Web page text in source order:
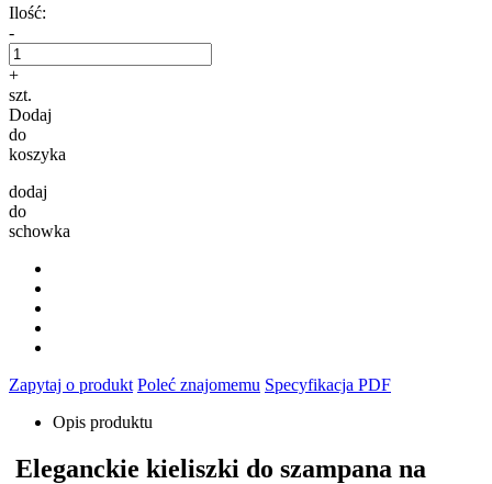
Ilość:
-
+
szt.
Dodaj
do
koszyka
dodaj
do
schowka
Zapytaj o produkt Poleć znajomemu Specyfikacja PDF
Opis produktu
Eleganckie kieliszki do szampana na